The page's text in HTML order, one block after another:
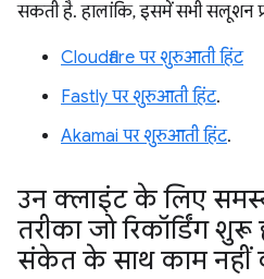
सकती है. हालांकि, इसमें सभी सलूशन
Cloudflare पर शुरुआती हिंट
Fastly पर शुरुआती हिंट.
Akamai पर शुरुआती हिंट.
उन क्लाइंट के लिए
तरीका जो रिकॉर्डिंग
संकेत के साथ काम नहीं